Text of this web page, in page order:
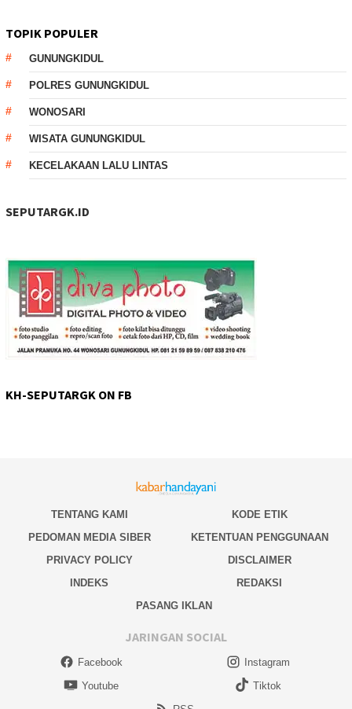
TOPIK POPULER
GUNUNGKIDUL
POLRES GUNUNGKIDUL
WONOSARI
WISATA GUNUNGKIDUL
KECELAKAAN LALU LINTAS
SEPUTARGK.ID
KH-SEPUTARGK ON FB
TENTANG KAMI
KODE ETIK
PEDOMAN MEDIA SIBER
KETENTUAN PENGGUNAAN
PRIVACY POLICY
DISCLAIMER
INDEKS
REDAKSI
PASANG IKLAN
JARINGAN SOCIAL
Facebook
Instagram
Youtube
Tiktok